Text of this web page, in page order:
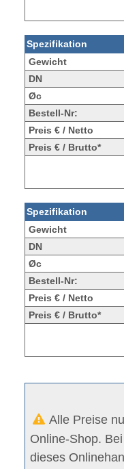
Spezifikation
Gewicht
DN
Øc
Bestell-Nr:
Preis € / Netto
Preis € / Brutto*
Spezifikation
Gewicht
DN
Øc
Bestell-Nr:
Preis € / Netto
Preis € / Brutto*
Alle Preise
Online-Shop.
dieses